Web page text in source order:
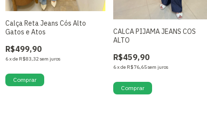
Calça Reta Jeans Cós Alto
Gatos e Atos
R$499,90
6xde R$83,32sem juros
Comprar
CALCA PIJAMA JEANS COS
ALTO
R$459,90
6xde R$76,65sem juros
Comprar